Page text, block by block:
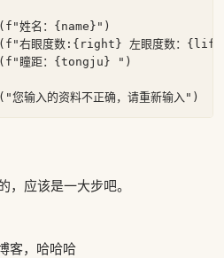
，应该是一大步吧。
客，哈哈哈